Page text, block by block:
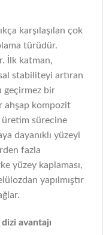
karşılaşılan çok
türüdür.
İlk katman,
stabiliteyi artıran
geçirmez bir
ahşap kompozit
üretim sürecine
dayanıklı yüzeyi
fazla
yüzey kaplaması,
yapılmıştır
avantajı